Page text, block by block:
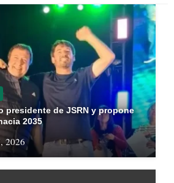
presidente de JSRN y propone
2035
2026